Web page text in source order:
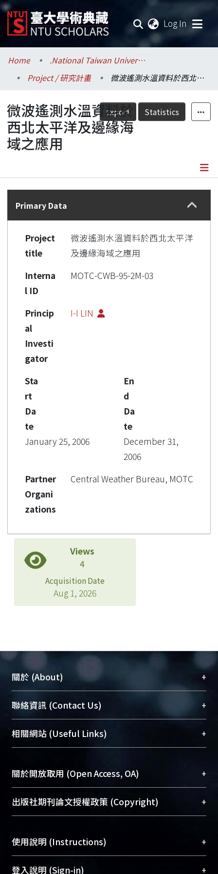
Log In
Communities & Collections
Research Outputs
Fundings & Projects
Researchers
Statistics
Home
.National Taiwan University / 國立臺灣大學
Project / 研究計畫
微波遙測水溫資料於西北太平洋及邊緣海域之應用
Export Statistics
微波遙測水溫資料於
西北太平洋及邊緣海
域之應用
Details
Primary Data
Project
title
微波遙測水溫資料於西北太平洋
及邊緣海域之應用
Interna
l ID
MOTC-CWB-95-2M-03
Princip
al
Investi
gator
I-I LIN
Sta
rt
Da
te
January 25, 2006
En
d
Da
te
December 31,
2006
Partner
Organi
zations
Central Weather Bureau, MOTC
Views
4
Acquisition Date
Aug 1, 2026
關於 (About) +
臺大位居世界頂尖大學之列，為永久珍藏及向國際
展現本校豐碩的研究成果及學術能量，圖書館整合
機構典藏（NTUR）與學術庫（AH）不同功能平
台，成為臺大學術典藏NTU scholars。期能整合研
成果。
To permanently archive and promote researcher
profiles and scholarly works, Library integrates the
services of “NTU Repository” with “Academic
聯絡資訊 (Contact Us) +
總館學科館員(Main Library)
醫學圖書館學科館員(Medical Library)
Sciences Library)
相關網站 (Useful Links) +
關於開放取用 (Open Access, OA) +
開放取用是從使用者角度提升資訊取用性的社會運
動，應用在學術研究上是透過將研究著作公開供使
用逐年攀升。同時可加速研究發展、提升研究影響
Archive）平台。 （點選深入了解OA）
出版社期刊論文授權政策 (Copyright) +
含部分內容的版權非匯入者所有，或由第三方贊
助與合作完成，請確認該版權所有者及第三方同
意提供此授權。
使用說明 (Instructions) +
網站簡介(Quickstart Guide)
登入說明 (Sign-in) +